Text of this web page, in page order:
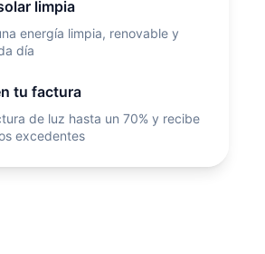
limpia
energía limpia, renovable y
día
tu factura
de luz hasta un 70% y recibe
excedentes